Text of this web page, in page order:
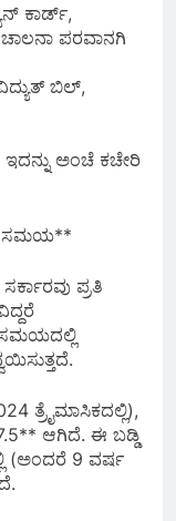
ಕಾರ್ಡ್,
ಪರವಾನಗಿ
ಬಿಲ್,
ಅಂಚೆ ಕಚೇರಿ
ಸಮಯ**
ಪ್ರತಿ
ಸಮಯದಲ್ಲಿ
ತ್ರೈಮಾಸಿಕದಲ್ಲಿ),
ಆಗಿದೆ. ಈ ಬಡ್ಡಿ
(ಅಂದರೆ 9 ವರ್ಷ